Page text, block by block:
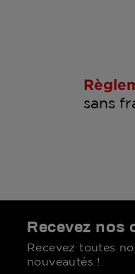
sans
Recevez nos
Recevez toutes
nouveautés !